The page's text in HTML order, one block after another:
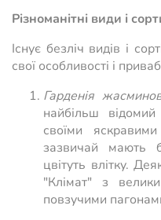
Різноманітні види і
Існує безліч видів і
свої особливості і
Гарденія
найбільш
своїми
зазвичай мають
цвітуть влітку.
"Клімат" з
повзучими